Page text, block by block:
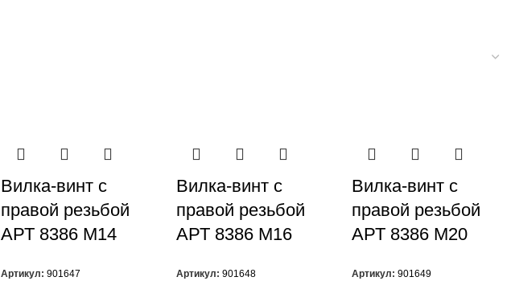
Вилка-винт с
правой резьбой
АРТ 8386 M14
Артикул:901647
Вилка-винт с
правой резьбой
АРТ 8386 M16
Артикул:901648
Вилка-винт с
правой резьбой
АРТ 8386 M20
Артикул:901649